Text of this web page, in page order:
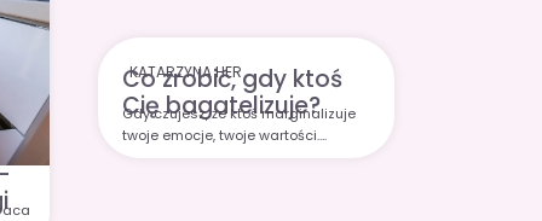
KATARZYNA HER
Co zrobić, gdy ktoś
Cię bagatelizuje?
Gdy czujesz, że ktoś marginalizuje
twoje emocje, twoje wartości….